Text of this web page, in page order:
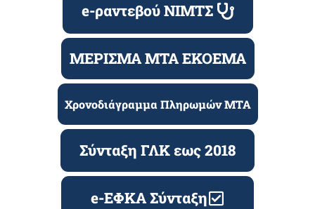
e-ραντεβού ΝΙΜΤΣ
ΜΕΡΙΣΜΑ ΜΤΑ ΕΚΟΕΜΑ
Χρονοδιάγραμμα Πληρωμών ΜΤΑ
Σύνταξη ΓΛΚ εως 2018
e-ΕΦΚΑ Σύνταξη